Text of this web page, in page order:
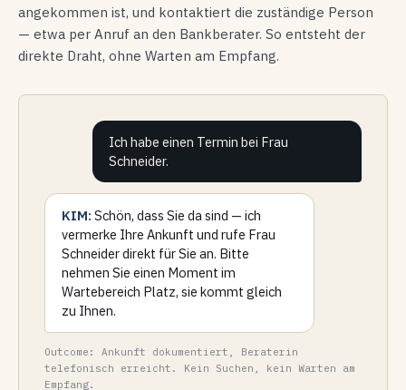
angekommen ist, und kontaktiert die zuständige Person
— etwa per Anruf an den Bankberater. So entsteht der
direkte Draht, ohne Warten am Empfang.
Ich habe einen Termin bei Frau
Schneider.
KIM: Schön, dass Sie da sind — ich
vermerke Ihre Ankunft und rufe Frau
Schneider direkt für Sie an. Bitte
nehmen Sie einen Moment im
Wartebereich Platz, sie kommt gleich
zu Ihnen.
Outcome: Ankunft dokumentiert, Beraterin
telefonisch erreicht. Kein Suchen, kein Warten am
Empfang.